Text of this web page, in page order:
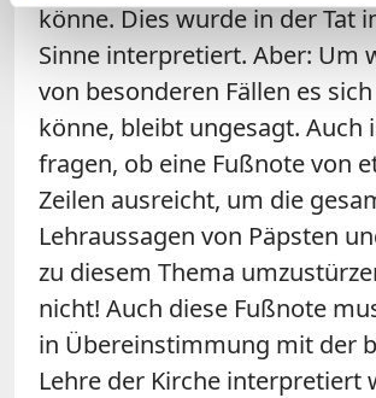
könne. Dies wurde in der Tat
Sinne interpretiert. Aber: Um
von besonderen Fällen es
könne, bleibt ungesagt. Auch
fragen, ob eine Fußnote von
Zeilen ausreicht, um die
Lehraussagen von Päpsten
zu diesem Thema
nicht! Auch diese Fußnote
in Übereinstimmung mit der
Lehre der Kirche interpretiert